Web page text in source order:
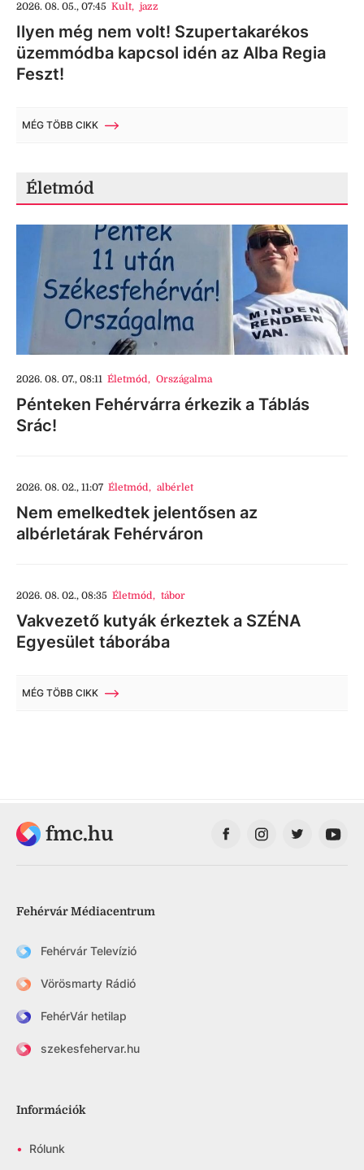
2026. 08. 05., 07:45 Kult, jazz
Ilyen még nem volt! Szupertakarékos
üzemmódba kapcsol idén az Alba Regia
Feszt!
MÉG TÖBB CIKK
Életmód
2026. 08. 07., 08:11 Életmód, Országalma
Pénteken Fehérvárra érkezik a Táblás
Srác!
2026. 08. 02., 11:07 Életmód, albérlet
Nem emelkedtek jelentősen az
albérletárak Fehérváron
2026. 08. 02., 08:35 Életmód, tábor
Vakvezető kutyák érkeztek a SZÉNA
Egyesület táborába
MÉG TÖBB CIKK
fmc.hu
Fehérvár Médiacentrum
Fehérvár Televízió
Vörösmarty Rádió
FehérVár hetilap
szekesfehervar.hu
Információk
• Rólunk